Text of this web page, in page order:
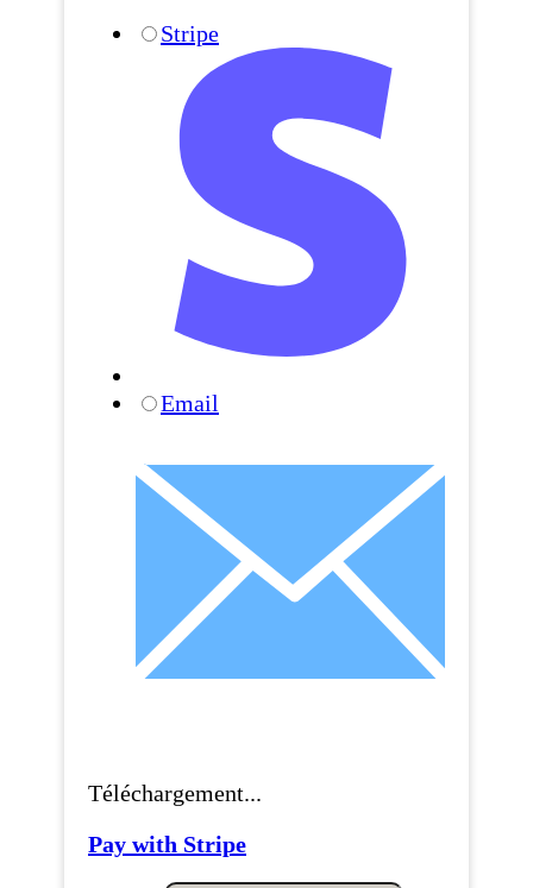
Stripe
Email
Téléchargement...
Pay with Stripe